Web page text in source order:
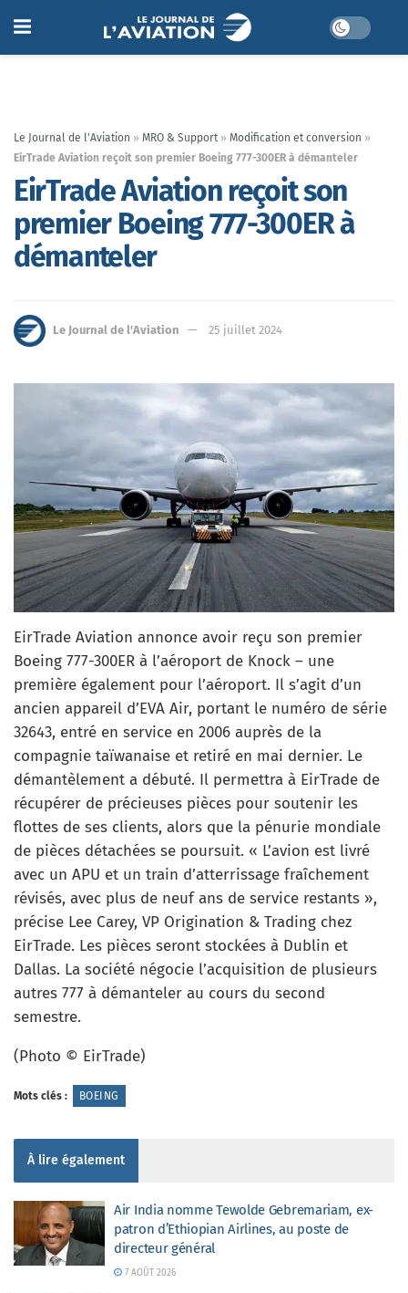
Le Journal de l'Aviation » MRO & Support » Modification et conversion »
EirTrade Aviation reçoit son premier Boeing 777-300ER à démanteler
EirTrade Aviation reçoit son
premier Boeing 777-300ER à
démanteler
Le Journal de l'Aviation 25 juillet 2024
EirTrade Aviation annonce avoir reçu son premier
Boeing 777-300ER à l’aéroport de Knock – une
première également pour l’aéroport. Il s’agit d’un
ancien appareil d’EVA Air, portant le numéro de série
32643, entré en service en 2006 auprès de la
compagnie taïwanaise et retiré en mai dernier. Le
démantèlement a débuté. Il permettra à EirTrade de
récupérer de précieuses pièces pour soutenir les
flottes de ses clients, alors que la pénurie mondiale
de pièces détachées se poursuit. « L’avion est livré
avec un APU et un train d’atterrissage fraîchement
révisés, avec plus de neuf ans de service restants »,
précise Lee Carey, VP Origination & Trading chez
EirTrade. Les pièces seront stockées à Dublin et
Dallas. La société négocie l’acquisition de plusieurs
autres 777 à démanteler au cours du second
semestre.
(Photo © EirTrade)
Mots clés : BOEING
À lire également
Air India nomme Tewolde Gebremariam, ex-
patron d’Ethiopian Airlines, au poste de
directeur général
7 AOÛT 2026